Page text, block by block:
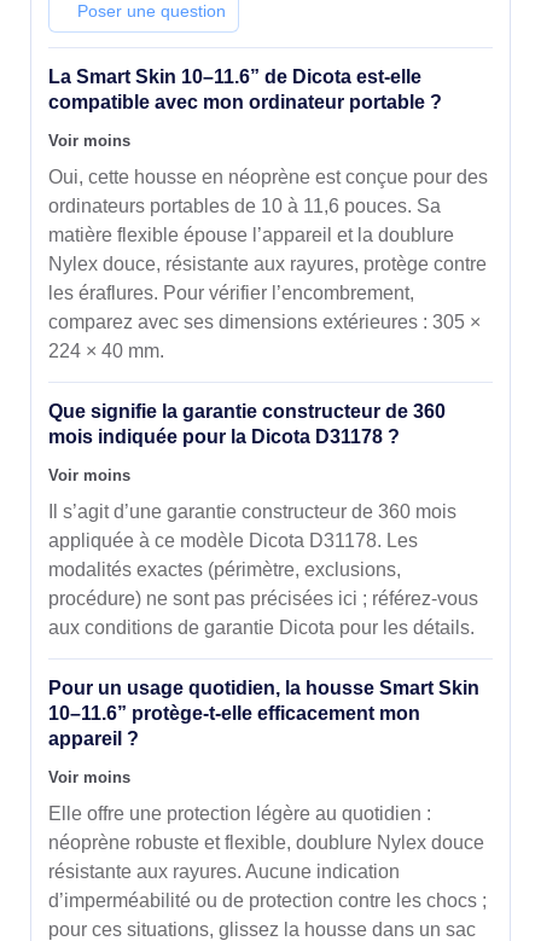
Poser une question
La Smart Skin 10–11.6” de Dicota est-elle
compatible avec mon ordinateur portable ?
Voir moins
Oui, cette housse en néoprène est conçue pour des
ordinateurs portables de 10 à 11,6 pouces. Sa
matière flexible épouse l’appareil et la doublure
Nylex douce, résistante aux rayures, protège contre
les éraflures. Pour vérifier l’encombrement,
comparez avec ses dimensions extérieures : 305 ×
224 × 40 mm.
Que signifie la garantie constructeur de 360
mois indiquée pour la Dicota D31178 ?
Voir moins
Il s’agit d’une garantie constructeur de 360 mois
appliquée à ce modèle Dicota D31178. Les
modalités exactes (périmètre, exclusions,
procédure) ne sont pas précisées ici ; référez-vous
aux conditions de garantie Dicota pour les détails.
Pour un usage quotidien, la housse Smart Skin
10–11.6” protège-t-elle efficacement mon
appareil ?
Voir moins
Elle offre une protection légère au quotidien :
néoprène robuste et flexible, doublure Nylex douce
résistante aux rayures. Aucune indication
d’imperméabilité ou de protection contre les chocs ;
pour ces situations, glissez la housse dans un sac